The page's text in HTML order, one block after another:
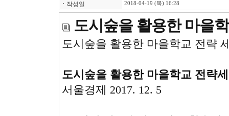
ㆍ 작성일 2018-04-19 (목) 16:28
도시숲을 활용한 마을
도시숲을 활용한 마을학교 전략
도시숲을 활용한 마을학교 전략
서울경제 2017. 12. 5